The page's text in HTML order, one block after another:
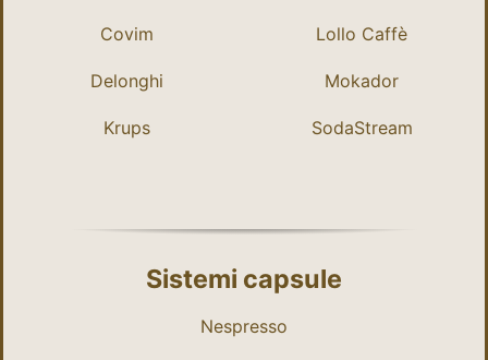
Covim
Delonghi
Krups
Lollo Caffè
Mokador
SodaStream
Sistemi capsule
Nespresso